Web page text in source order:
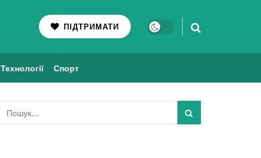
ПІДТРИМАТИ
Технології Спорт